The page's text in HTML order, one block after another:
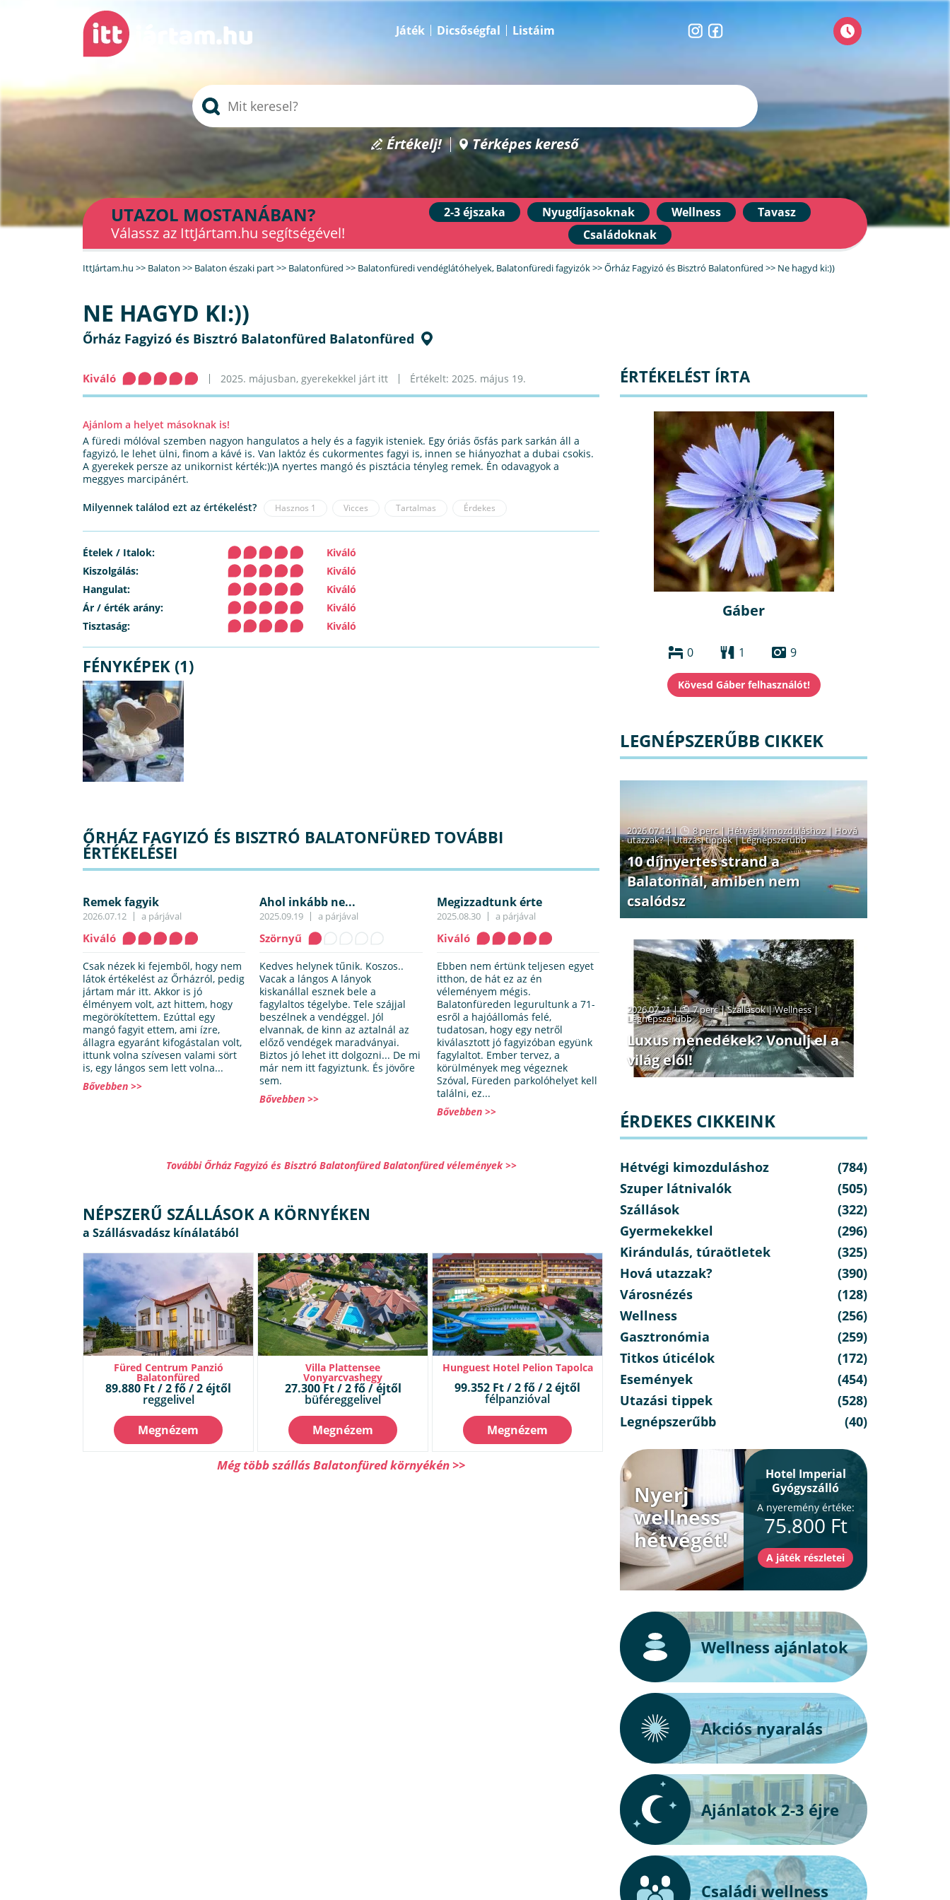
Játék Dicsőségfal Listáim
Értékelj! Térképes kereső
UTAZOL MOSTANÁBAN?
Válassz az IttJártam.hu segítségével!
2-3 éjszaka Nyugdíjasoknak Wellness
Tavasz
Családoknak
IttJártam.hu >> Balaton >> Balaton északi part>> Balatonfüred >> Balatonfüredi vendéglátóhelyek, Balatonfüredi fagyizók>>Őrház Fagyizó és Bisztró Balatonfüred >> Ne hagyd ki:))
NE HAGYD KI:))
Őrház Fagyizó és Bisztró Balatonfüred Balatonfüred
Kiváló 2025. májusban, gyerekekkel járt itt Értékelt: 2025. május 19.
Ajánlom a helyet másoknak is!
A füredi mólóval szemben nagyon hangulatos a hely és a fagyik isteniek. Egy óriás ősfás park sarkán áll a
fagyizó, le lehet ülni, finom a kávé is. Van laktóz és cukormentes fagyi is, innen se hiányozhat a dubai csokis.
A gyerekek persze az unikornist kérték:))A nyertes mangó és pisztácia tényleg remek. Én odavagyok a
meggyes marcipánért.
Milyennek találod ezt az értékelést? Hasznos 1 Vicces Tartalmas Érdekes
Ételek / Italok:
Kiváló
Kiszolgálás:
Kiváló
Hangulat:
Kiváló
Ár / érték arány:
Kiváló
Tisztaság:
Kiváló
FÉNYKÉPEK (1)
ŐRHÁZ FAGYIZÓ ÉS BISZTRÓ BALATONFÜRED TOVÁBBI
ÉRTÉKELÉSEI
Remek fagyik
2026.07.12 a párjával
Kiváló
Csak nézek ki fejemből, hogy nem
látok értékelést az Őrházról, pedig
jártam már itt. Akkor is jó
élményem volt, azt hittem, hogy
megörökítettem. Ezúttal egy
mangó fagyit ettem, ami ízre,
állagra egyaránt kifogástalan volt,
ittunk volna szívesen valami sört
is, egy lángos sem lett volna...
Bővebben >>
Ahol inkább ne...
2025.09.19 a párjával
Szörnyű
Kedves helynek tűnik. Koszos..
Vacak a lángos A lányok
kiskanállal esznek bele a
fagylaltos tégelybe. Tele szájjal
beszélnek a vendéggel. Jól
elvannak, de kinn az aztalnál az
előző vendégek maradványai.
Biztos jó lehet itt dolgozni... De mi
már nem itt fagyiztunk. És jövőre
sem.
Bővebben >>
Megizzadtunk érte
2025.08.30 a párjával
Kiváló
Ebben nem értünk teljesen egyet
itthon, de hát ez az én
véleményem mégis.
Balatonfüreden legurultunk a 71-
esről a hajóállomás felé,
tudatosan, hogy egy netről
kiválasztott jó fagyizóban együnk
fagylaltot. Ember tervez, a
körülmények meg végeznek
Szóval, Füreden parkolóhelyet kell
találni, ez...
Bővebben >>
További Őrház Fagyizó és Bisztró Balatonfüred Balatonfüred vélemények >>
NÉPSZERŰ SZÁLLÁSOK A KÖRNYÉKEN
Füred Centrum Panzió
Balatonfüred
89.880 Ft / 2 fő / 2 éjtől
reggelivel
Megnézem
Villa Plattensee
Vonyarcvashegy
27.300 Ft / 2 fő / éjtől
büféreggelivel
Megnézem
Hunguest Hotel Pelion Tapolca
99.352 Ft / 2 fő / 2 éjtől
félpanzióval
Megnézem
Még több szállás Balatonfüred környékén >>
ÉRTÉKELÉST ÍRTA
Gáber
0 1 9
LEGNÉPSZERŰBB CIKKEK
2026.07.14 | 8 perc| Hétvégi kimozduláshoz| Hová
utazzak?|Utazási tippek|Legnépszerűbb
10 díjnyertes strand a
Balatonnál, amiben nem
csalódsz
2026.07.21 | 7 perc|Szállások|Wellness|
Legnépszerűbb
Luxus menedékek? Vonulj el a
világ elől!
ÉRDEKES CIKKEINK
Hétvégi kimozduláshoz
(784)
Szuper látnivalók
(505)
Szállások
(322)
Gyermekekkel
(296)
Kirándulás, túraötletek
(325)
Hová utazzak?
(390)
Városnézés
(128)
Wellness
(256)
Gasztronómia
(259)
Titkos úticélok
(172)
Események
(454)
Utazási tippek
(528)
Legnépszerűbb
(40)
Nyerj
wellness
hétvégét!
Hotel Imperial
Gyógyszálló
A nyeremény értéke:
75.800 Ft
Wellness ajánlatok
Akciós nyaralás
Ajánlatok 2-3 éjre
Családi wellness